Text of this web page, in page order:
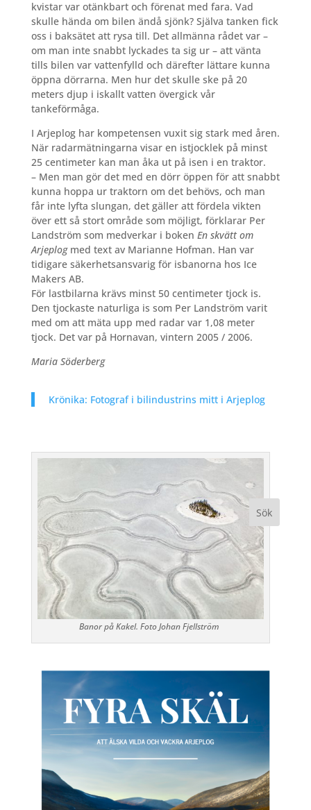
kvistar var otänkbart och förenat med fara. Vad
skulle hända om bilen ändå sjönk? Själva tanken fick
oss i baksätet att rysa till. Det allmänna rådet var –
om man inte snabbt lyckades ta sig ur – att vänta
tills bilen var vattenfylld och därefter lättare kunna
öppna dörrarna. Men hur det skulle ske på 20
meters djup i iskallt vatten övergick vår
tankeförmåga.
I Arjeplog har kompetensen vuxit sig stark med åren.
När radarmätningarna visar en istjocklek på minst
25 centimeter kan man åka ut på isen i en traktor.
– Men man gör det med en dörr öppen för att snabbt
kunna hoppa ur traktorn om det behövs, och man
får inte lyfta slungan, det gäller att fördela vikten
över ett så stort område som möjligt, förklarar Per
Landström som medverkar i boken En skvätt om
Arjeplogmed text av Marianne Hofman. Han var
tidigare säkerhetsansvarig för isbanorna hos Ice
Makers AB.
För lastbilarna krävs minst 50 centimeter tjock is.
Den tjockaste naturliga is som Per Landström varit
med om att mäta upp med radar var 1,08 meter
tjock. Det var på Hornavan, vintern 2005 / 2006.
Maria Söderberg
Krönika: Fotograf i bilindustrins mitt i Arjeplog
Banor på Kakel. Foto Johan Fjellström